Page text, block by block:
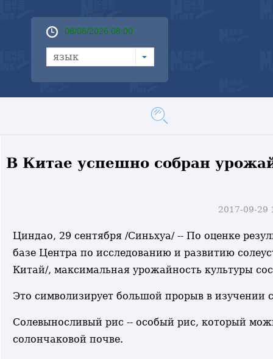
08/08/2026 08:00
язык
В Китае успешно собран
2017-09-29
Циндао, 29 сентября /Синьхуа/ -- По оценке
базе Центра по исследованию и развитию
Китай/, максимальная урожайность культуры
Это символизирует большой прорыв в изучении
Солевыносливый рис -- особый рис, который
солончаковой почве.